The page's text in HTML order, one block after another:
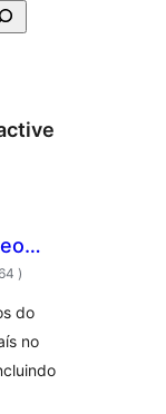
classificações
)
do
no